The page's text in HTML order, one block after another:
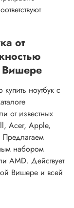
от
Вишере
ноутбук с
от известных
Acer, Apple,
Предлагаем
набором
AMD. Действует
Вишере и всей